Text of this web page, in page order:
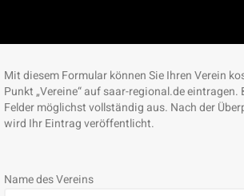
Mit diesem Formular können Sie Ihren Verein
Punkt „Vereine“ auf saar-regional.de eintragen.
Felder möglichst vollständig aus. Nach der
wird Ihr Eintrag veröffentlicht.
Name des Vereins